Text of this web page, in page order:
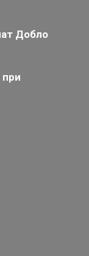
Добло